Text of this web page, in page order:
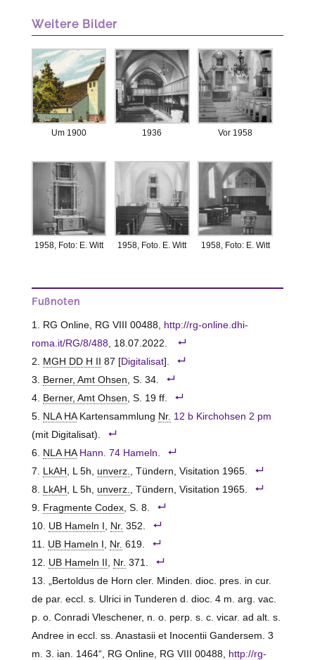
Weitere Bilder
Um 1900 1936 Vor 1958
1958, Foto: E. Witt 1958, Foto. E. Witt 1958, Foto: E. Witt
Fußnoten
RG Online, RG VIII 00488,
http://rg-online.dhi-
roma.it/RG/8/488, 18.07.2022.
MGH DD H II
87 [Digitalisat].
Berner, Amt Ohsen , S. 34.
Berner, Amt Ohsen , S. 19 ff.
NLA HAKartensammlung Nr. 12 b Kirchohsen 2 pm
(mit Digitalisat).
NLA HA Hann. 74 Hameln
LkAH
, L 5h, unverz.
, Tündern, Visitation 1965.
LkAH
, L 5h, unverz.
, Tündern, Visitation 1965.
Fragmente Codex, S. 8.
UB Hameln I
Nr. 352.
UB Hameln I
Nr. 619.
UB Hameln II
Nr. 371.
„Bertoldus de Horn cler. Minden. dioc. pres. in cur.
de par. eccl. s. Ulrici in Tunderen d. dioc. 4 m. arg. vac.
p. o. Conradi Vleschener, n. o. perp. s. c. vicar. ad alt. s.
Andree in eccl. ss. Anastasii et Inocentii Gandersem. 3
m. 3. ian. 1464“, RG Online, RG VIII 00488,
http://rg-